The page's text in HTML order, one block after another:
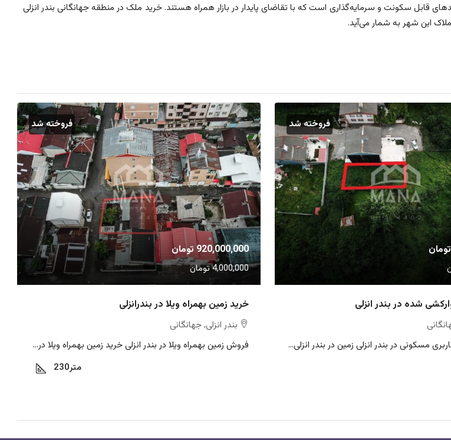
سکونت و سرمایه‌گذاری است که با تقاضای پایدار در بازار همراه هستند. خرید ملک در منطقه جهانگانی بندر انزلی
این شهر به شمار می‌آید.
فروخته شد
شده در بندر انزلی
مسکونی در بندر انزلی زمین در بندر انزلی...
فروخته شد
920,000,000 تومان
4,000,000 تومان
خرید زمین بهمراه ویلا در بندرانزلی
بندر انزلی, جهانگانی
فروش زمین بهمراه ویلا در بندر انزلی خرید زمین بهمراه ویلا در...
230متر